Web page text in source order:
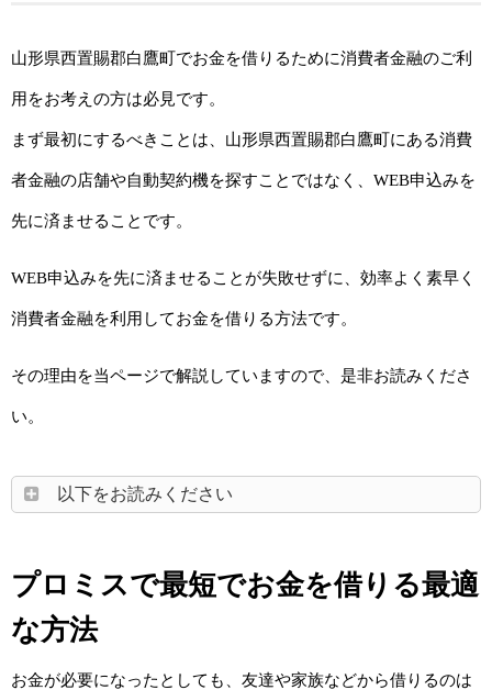
山形県西置賜郡白鷹町でお金を借りるために消費者金融のご利
用をお考えの方は必見です。
まず最初にするべきことは、山形県西置賜郡白鷹町にある消費
者金融の店舗や自動契約機を探すことではなく、WEB申込みを
先に済ませることです。
WEB申込みを先に済ませることが失敗せずに、効率よく素早く
消費者金融を利用してお金を借りる方法です。
その理由を当ページで解説していますので、是非お読みくださ
い。
以下をお読みください
プロミスで最短でお金を借りる最適
な方法
お金が必要になったとしても、友達や家族などから借りるのは